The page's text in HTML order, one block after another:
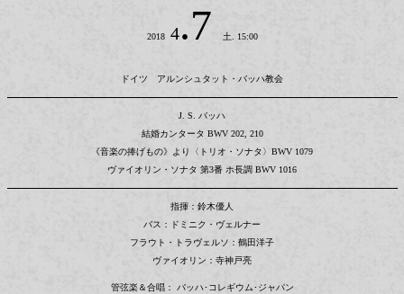
2018 4.7 土. 15:00
ドイツ アルンシュタット・バッハ教会
J. S. バッハ
結婚カンタータ BWV 202, 210
《音楽の捧げもの》より〈トリオ・ソナタ〉BWV 1079
ヴァイオリン・ソナタ 第3番 ホ長調 BWV 1016
指揮：鈴木優人
バス：ドミニク・ヴェルナー
フラウト・トラヴェルソ：鶴田洋子
ヴァイオリン：寺神戸亮
管弦楽＆合唱： バッハ･コレギウム･ジャパン